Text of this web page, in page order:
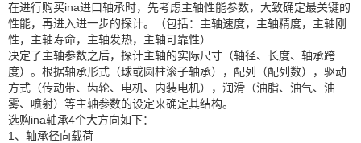
在进行购买ina进口轴承时，先考虑主轴性能参数，大致确定最关键的
性能，再进入进一步的探计。（包括：主轴速度，主轴精度，主轴刚
性，主轴寿命，主轴发热，主轴可靠性）
决定了主轴参数之后，探计主轴的实际尺寸（轴径、长度、轴承跨
度）。根据轴承形式（球或圆柱滚子轴承），配列（配列数），驱动
方式（传动带、齿轮、电机、内装电机），润滑（油脂、油气、油
雾、喷射）等主轴参数的设定来确定其结构。
选购ina轴承4个大方向如下：
1、轴承径向载荷